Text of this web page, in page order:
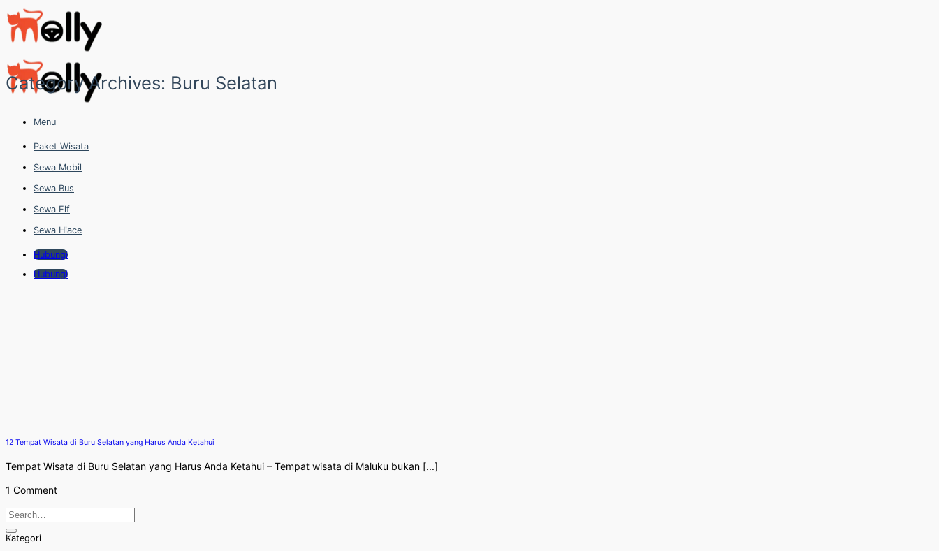
Skip
to
content
Menu
Paket Wisata
Sewa Mobil
Sewa Bus
Sewa Elf
Sewa Hiace
Hubungi
Hubungi
Category Archives: Buru Selatan
12 Tempat Wisata di Buru Selatan yang Harus Anda Ketahui
Tempat Wisata di Buru Selatan yang Harus Anda Ketahui – Tempat wisata di Maluku bukan [...]
1 Comment
Kategori